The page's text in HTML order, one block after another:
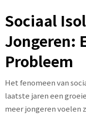
Sociaal
Jongeren:
Probleem
Het fenomeen van
laatste jaren een
meer jongeren voelen